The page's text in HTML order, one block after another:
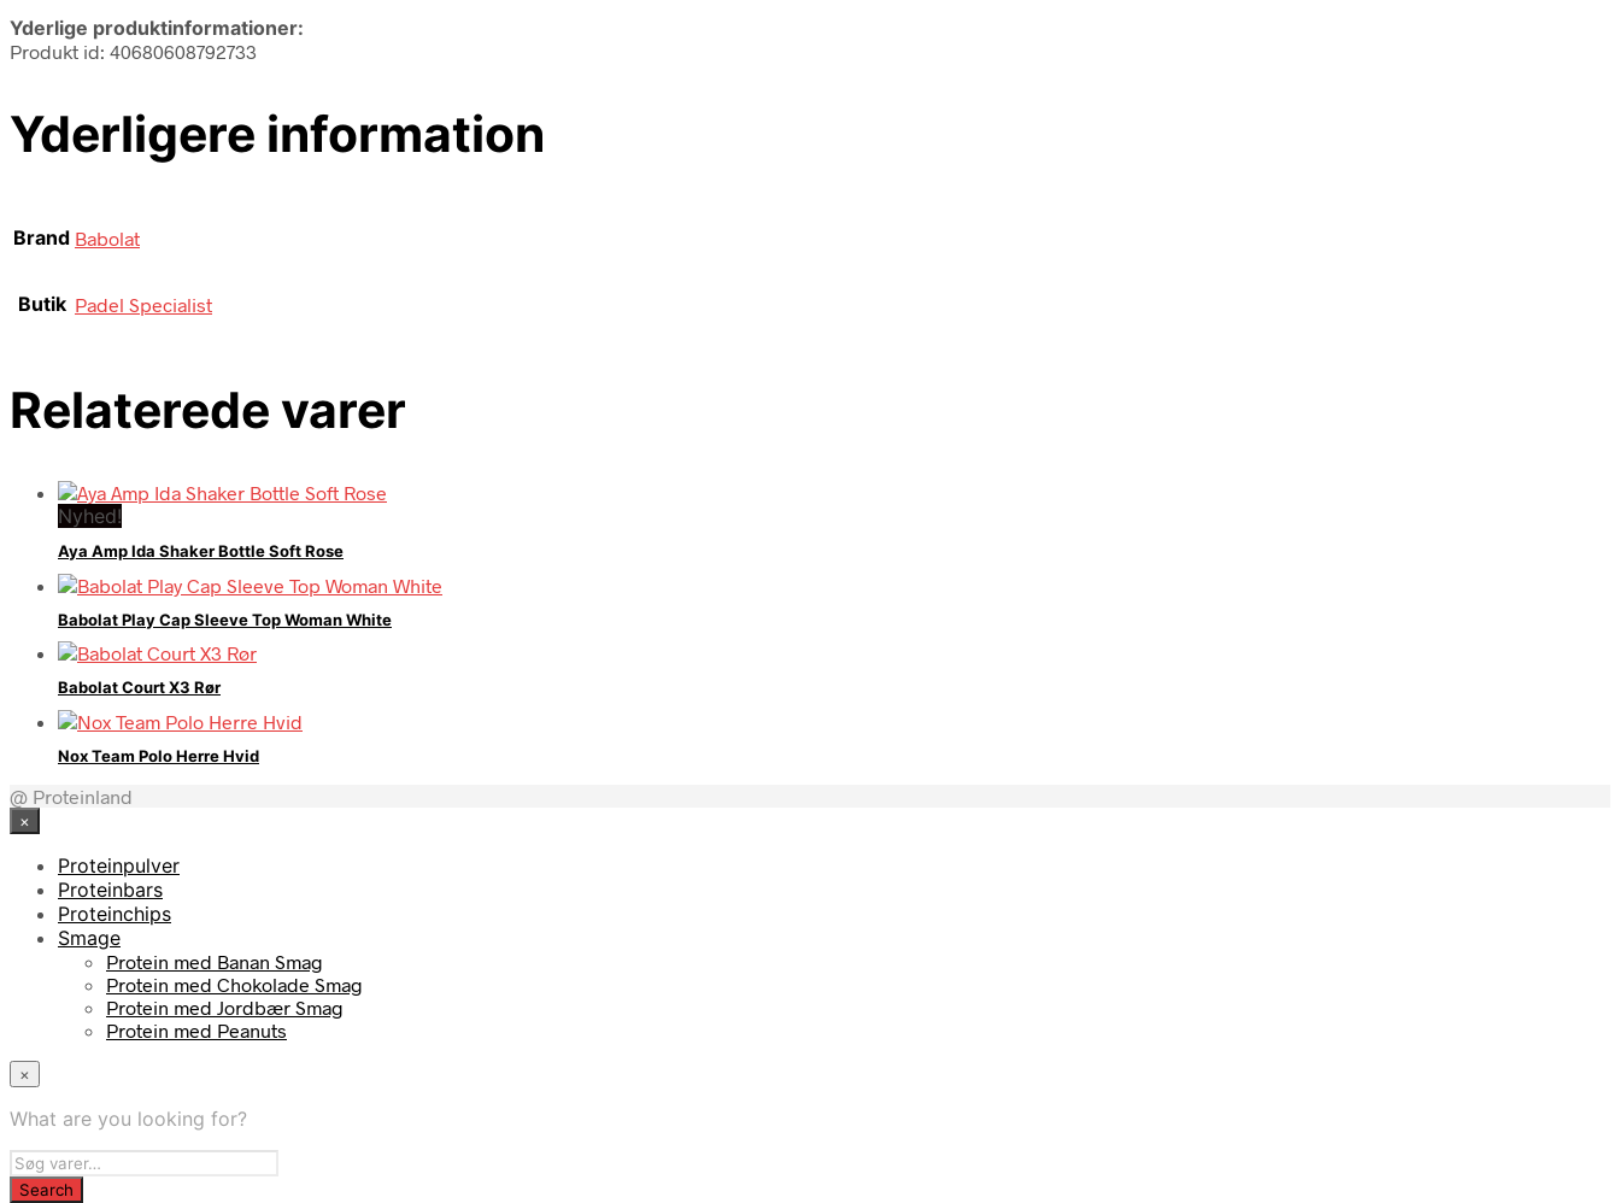
Yderlige produktinformationer:
Produkt id: 40680608792733
Yderligere information
Brand Babolat
Butik Padel Specialist
Relaterede varer
Nyhed!
Aya Amp Ida Shaker Bottle Soft Rose
Babolat Play Cap Sleeve Top Woman White
Babolat Court X3 Rør
Nox Team Polo Herre Hvid
@ Proteinland
×
Proteinpulver
Proteinbars
Proteinchips
Smage
Protein med Banan Smag
Protein med Chokolade Smag
Protein med Jordbær Smag
Protein med Peanuts
×
What are you looking for?